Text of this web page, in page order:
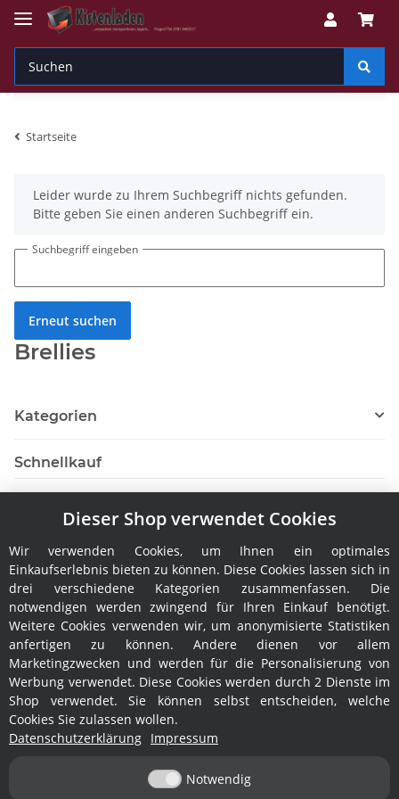
Startseite
xLeider wurde zu Ihrem Suchbegriff nichts gefunden.
Bitte geben Sie einen anderen Suchbegriff ein.
Suchbegriff eingeben
Erneut suchen
Brellies
Kategorien
Schnellkauf
Hersteller
Rechtliches
Dieser Shop verwendet Cookies
Wir verwenden Cookies, um Ihnen ein optimales
Einkaufserlebnis bieten zu können. Diese Cookies lassen sich in
drei verschiedene Kategorien zusammenfassen. Die
notwendigen werden zwingend für Ihren Einkauf benötigt.
Weitere Cookies verwenden wir, um anonymisierte Statistiken
anfertigen zu können. Andere dienen vor allem
Marketingzwecken und werden für die Personalisierung von
Werbung verwendet. Diese Cookies werden durch 2 Dienste im
Shop verwendet. Sie können selbst entscheiden, welche
Cookies Sie zulassen wollen.
Datenschutzerklärung Impressum
Notwendig